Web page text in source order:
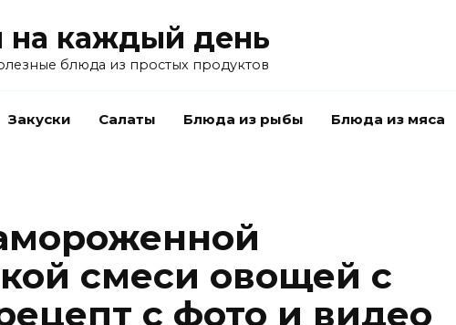
на каждый день
блюда из простых продуктов
Закуски Салаты Блюда из рыбы Блюда из мяса
смеси овощей с
с фото и видео